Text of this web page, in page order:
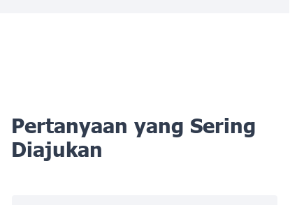
Pertanyaan yang Sering
Diajukan